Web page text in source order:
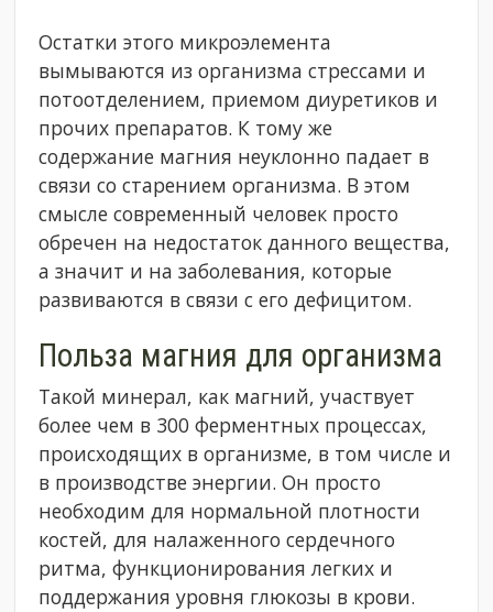
Остатки этого микроэлемента
вымываются из организма стрессами и
потоотделением, приемом диуретиков и
прочих препаратов. К тому же
содержание магния неуклонно падает в
связи со старением организма. В этом
смысле современный человек просто
обречен на недостаток данного вещества,
а значит и на заболевания, которые
развиваются в связи с его дефицитом.
Польза магния для организма
Такой минерал, как магний, участвует
более чем в 300 ферментных процессах,
происходящих в организме, в том числе и
в производстве энергии. Он просто
необходим для нормальной плотности
костей, для налаженного сердечного
ритма, функционирования легких и
поддержания уровня глюкозы в крови.